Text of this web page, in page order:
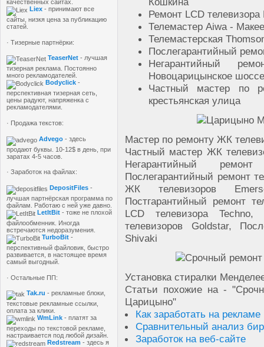
качественных сайтах.
Liex - принимают все
сайты, низкя цена за публикацию
статей.
· Тизерные партнёрки:
TeaserNet - лучшая
тизерная реклама. Постоянно
много рекламодателей.
Bodyclick -
перспективная тизерная сеть,
цены радуют, напряженка с
рекламодателями.
· Продажа текстов:
Advego - здесь
продают буквы. 10-12$ в день, при
заратах 4-5 часов.
· Заработок на файлах:
DepositFiles -
лучшая партнёрская программа по
файлам. Работаю с ней уже давно.
LetItBit - тоже не плохой
файлообменник. Иногда
встречаются недоразумения.
TurboBit -
перспективный файловик, быстро
развивается, в настоящее время
самый выгодный.
· Остальные ПП:
Tak.ru - рекламные блоки,
текстовые рекламные ссылки,
оплата за клики.
WmLink - платят за
переходы по текстовой рекламе,
настраивается под любой дизайн.
Redstream - здесь я
Ремонт LCD
Телемастер Aiwa -
Телемастерская
Послегарантийный
Негарантийный
Новоцарицынское шоссе
Частный мастер по
крестьянская улица
Мастер по ремонту ЖК
Частный мастер ЖК
Негарантийный
Послегарантийный ремонт
ЖК телевизоров
Постгарантийный ремонт
LCD телевизора Techno,
телевизоров Goldstar,
Shivaki
Установка стиралки
Статьи похожие на -
Царицыно"
Как заработать на
Сравнительный анализ
Заработок на веб-сайте